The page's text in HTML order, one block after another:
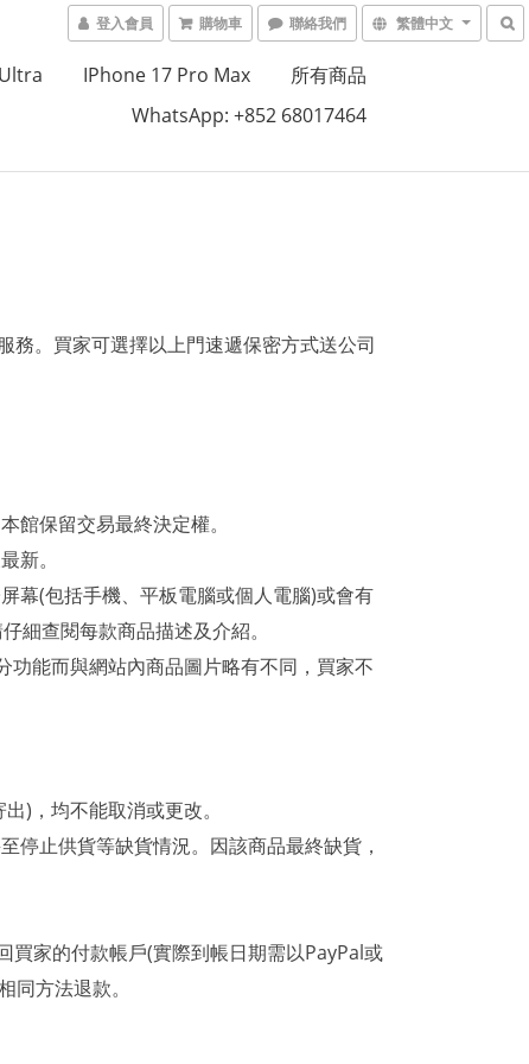
登入會員 購物車 聯絡我們 繁體中文
IPhone 17 Pro Max
所有商品
WhatsApp: +852 68017464
務。買家可選擇以上門速遞保密方式送公司
館保留交易最終決定權。
新。
幕(包括手機、平板電腦或個人電腦)或會有
細查閱每款商品描述及介紹。
能而與網站內商品圖片略有不同，買家不
)，均不能取消或更改。
停止供貨等缺貨情況。因該商品最終缺貨，
買家的付款帳戶(實際到帳日期需以PayPal或
同方法退款。